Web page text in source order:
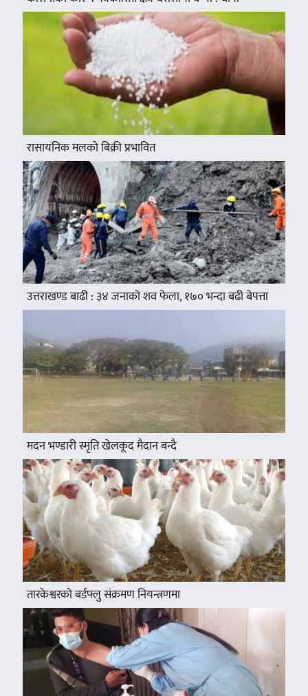
रासायनिक मलको बिक्री प्रभावित
उत्तराखण्ड बाढी : ३४ जनाको शव फेला, १७० भन्दा बढी बेपत्ता
मदन भण्डारी स्मृति खेलकूद मैदान बन्दै
तारकेश्वरको बर्डफ्लु संक्रमण नियन्त्रणमा